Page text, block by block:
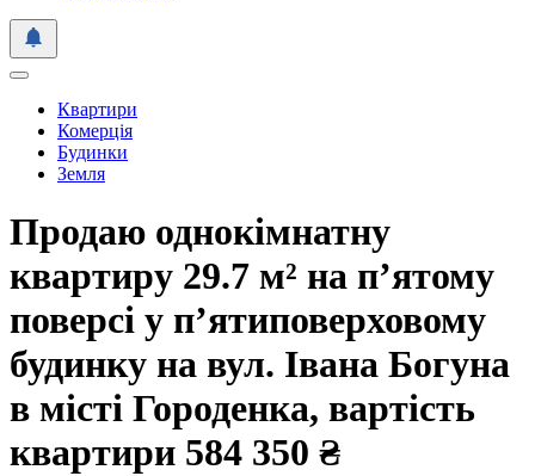
Квартири
Комерція
Будинки
Земля
Продаю однокімнатну
квартиру 29.7 м² на п’ятому
поверсі у п’ятиповерховому
будинку на вул. Івана Богуна
в місті Городенка, вартість
квартири 584 350 ₴